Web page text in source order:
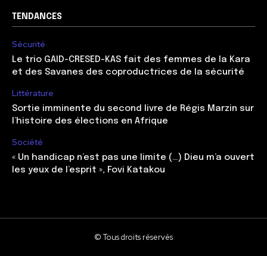
TENDANCES
Sécurité
Le trio GAID-CRESED-KAS fait des femmes de la Kara
et des Savanes des coproductrices de la sécurité
Littérature
Sortie imminente du second livre de Régis Marzin sur
l’histoire des élections en Afrique
Société
« Un handicap n’est pas une limite (…) Dieu m’a ouvert
les yeux de l’esprit », Fovi Katakou
© Tous droits réservés